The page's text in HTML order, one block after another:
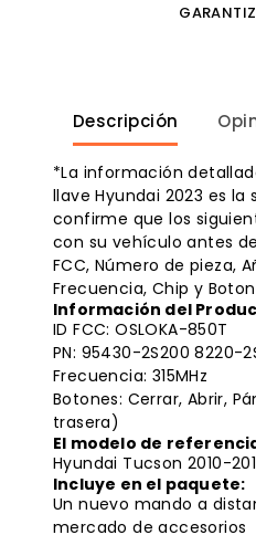
Descripción
*La información
llave Hyundai 2023 es la
confirme que los
con su vehículo antes
FCC, Número de pieza,
Frecuencia, Chip y
Información del
ID FCC: OSLOKA-850T
PN: 95430-2S200 8220-
Frecuencia: 315MHz
Botones: Cerrar, Abrir,
trasera)
El modelo de
Hyundai Tucson 2010-
Incluye en el paquete:
Un nuevo mando a
mercado de accesorios